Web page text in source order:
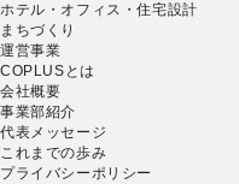
ホテル・オフィス・住宅設計
まちづくり
運営事業
COPLUSとは
会社概要
事業部紹介
代表メッセージ
これまでの歩み
プライバシーポリシー